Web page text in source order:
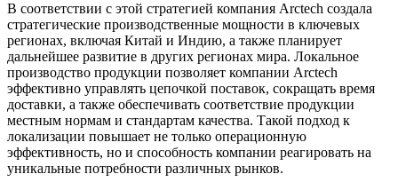
В соответствии с этой стратегией компания Arctech создала
стратегические производственные мощности в ключевых
регионах, включая Китай и Индию, а также планирует
дальнейшее развитие в других регионах мира. Локальное
производство продукции позволяет компании Arctech
эффективно управлять цепочкой поставок, сокращать время
доставки, а также обеспечивать соответствие продукции
местным нормам и стандартам качества. Такой подход к
локализации повышает не только операционную
эффективность, но и способность компании реагировать на
уникальные потребности различных рынков.